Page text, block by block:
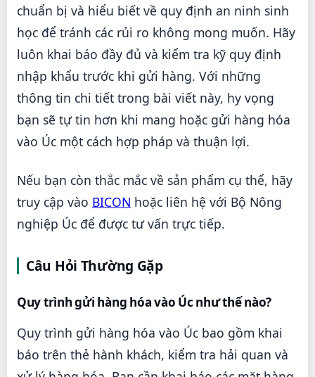
chuẩn bị và hiểu biết về quy định an ninh sinh
học để tránh các rủi ro không mong muốn. Hãy
luôn khai báo đầy đủ và kiểm tra kỹ quy định
nhập khẩu trước khi gửi hàng. Với những
thông tin chi tiết trong bài viết này, hy vọng
bạn sẽ tự tin hơn khi mang hoặc gửi hàng hóa
vào Úc một cách hợp pháp và thuận lợi.
Nếu bạn còn thắc mắc về sản phẩm cụ thể, hãy
truy cập vào BICON hoặc liên hệ với Bộ Nông
nghiệp Úc để được tư vấn trực tiếp.
Câu Hỏi Thường Gặp
Quy trình gửi hàng hóa vào Úc như thế nào?
Quy trình gửi hàng hóa vào Úc bao gồm khai
báo trên thẻ hành khách, kiểm tra hải quan và